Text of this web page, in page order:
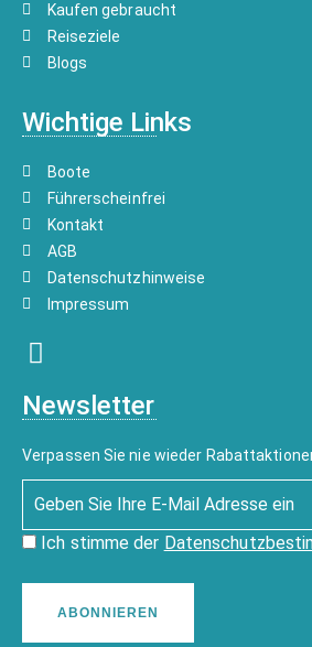
Kaufen gebraucht
Reiseziele
Blogs
Wichtige Links
Boote
Führerscheinfrei
Kontakt
AGB
Datenschutzhinweise
Impressum
Newsletter
Verpassen Sie nie wieder
Ich stimme der
ABONNIEREN